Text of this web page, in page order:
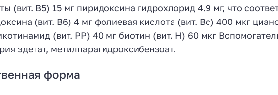
(вит. B5) 15 мг пиридоксина гидрохлорид 4.9 мг, что
(вит. B6) 4 мг фолиевая кислота (вит. Bc) 400 мкг
(вит. PP) 40 мг биотин (вит. Н) 60 мкг
эдетат, метилпарагидроксибензоат.
форма